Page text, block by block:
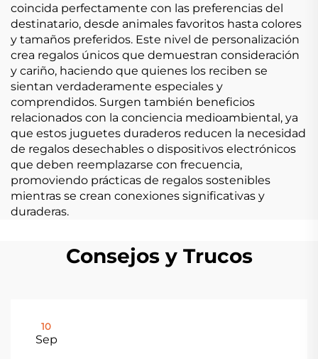
coincida perfectamente con las preferencias del
destinatario, desde animales favoritos hasta colores
y tamaños preferidos. Este nivel de personalización
crea regalos únicos que demuestran consideración
y cariño, haciendo que quienes los reciben se
sientan verdaderamente especiales y
comprendidos. Surgen también beneficios
relacionados con la conciencia medioambiental, ya
que estos juguetes duraderos reducen la necesidad
de regalos desechables o dispositivos electrónicos
que deben reemplazarse con frecuencia,
promoviendo prácticas de regalos sostenibles
mientras se crean conexiones significativas y
duraderas.
Consejos y Trucos
10
Sep